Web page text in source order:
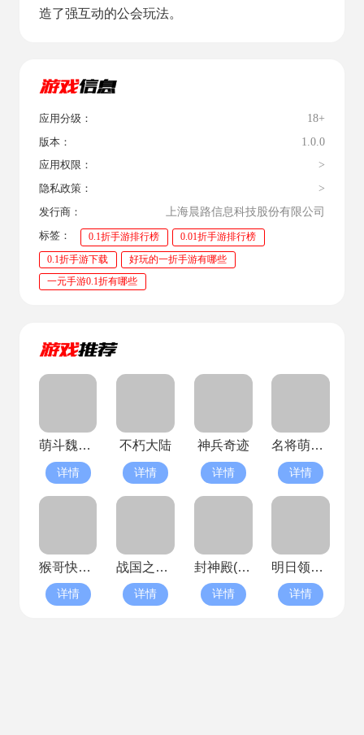
造了强互动的公会玩法。
应用分级： 18+
版本： 1.0.0
应用权限： >
隐私政策： >
发行商： 上海晨路信息科技股份有限公司
标签： 0.1折手游排行榜
0.01折手游排行榜
0.1折手游下载
好玩的一折手游有哪些
一元手游0.1折有哪些
萌斗魏蜀吴
详情
不朽大陆
详情
神兵奇迹
详情
名将萌萌消(已停服)
详情
猴哥快跑(已停服)
详情
战国之道(已停服)
详情
封神殿(已停服)
详情
明日领主(已停服)
详情